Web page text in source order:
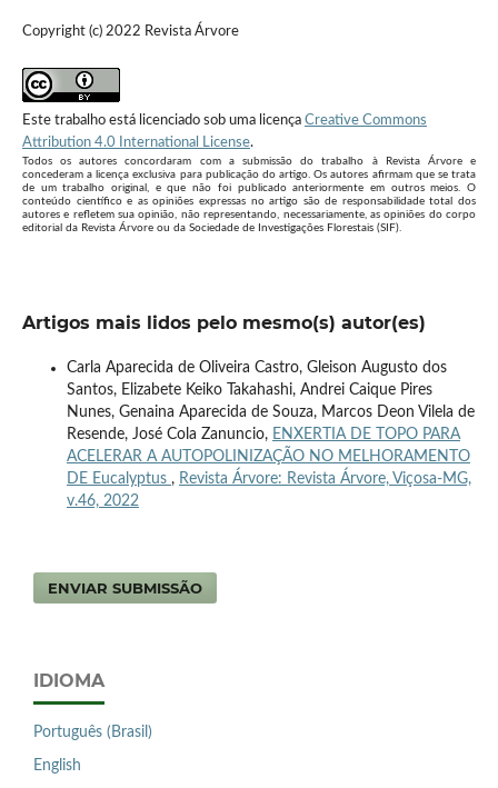
Copyright (c) 2022 Revista Árvore
Este trabalho está licenciado sob uma licença Creative Commons
Attribution 4.0 International License.
Todos os autores concordaram com a submissão do trabalho à Revista Árvore e
concederam a licença exclusiva para publicação do artigo. Os autores afirmam que se trata
de um trabalho original, e que não foi publicado anteriormente em outros meios. O
conteúdo científico e as opiniões expressas no artigo são de responsabilidade total dos
autores e refletem sua opinião, não representando, necessariamente, as opiniões do corpo
editorial da Revista Árvore ou da Sociedade de Investigações Florestais (SIF).
Artigos mais lidos pelo mesmo(s) autor(es)
Carla Aparecida de Oliveira Castro, Gleison Augusto dos
Santos, Elizabete Keiko Takahashi, Andrei Caique Pires
Nunes, Genaina Aparecida de Souza, Marcos Deon Vilela de
Resende, José Cola Zanuncio, ENXERTIA DE TOPO PARA
ACELERAR A AUTOPOLINIZAÇÃO NO MELHORAMENTO
DE Eucalyptus , Revista Árvore: Revista Árvore, Viçosa-MG,
v.46, 2022
ENVIAR SUBMISSÃO
IDIOMA
Português (Brasil)
English